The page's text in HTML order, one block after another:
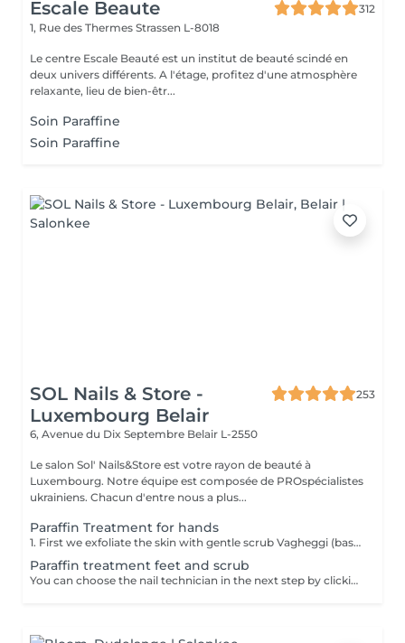
Escale Beaute
312
1, Rue des Thermes Strassen L-8018
Le centre Escale Beauté est un institut de beauté scindé en
deux univers différents. A l'étage, profitez d'une atmosphère
relaxante, lieu de bien-êtr...
Soin Paraffine
Soin Paraffine
SOL Nails & Store -
Luxembourg Belair
253
6, Avenue du Dix Septembre Belair L-2550
Le salon Sol' Nails&Store est votre rayon de beauté à
Luxembourg. Notre équipe est composée de PROspécialistes
ukrainiens. Chacun d'entre nous a plus...
Paraffin Treatment for hands
1. First we exfoliate the skin with gentle scrub Vagheggi (based on brown sugar and ground coffee that have an exfoliating effect; also it includes detoxifying green clay) 2. After, we apply hydrating cream Vagheggi (that includes coconut oil and cocoa butter, vitamin E and moisturising hyaluronic acid) - it's amazing for nourishing and hydrating. 3. The last step is the paraffin wax itself. You gently dip a few times your hand into the warm melted paraffin. It builds up a thick, warm "glove" of wax. 4. Once the wax layers are set, the hand is wrapped in a protective plastic liner and then placed into a soft glove. This insulates the heat and allows the moisture to be absorbed. For 15-20 min you have time to rest and relax. 5. The final step is to remove everything and your hands are ready, fully nourished. Depending on your skin and desire, you can repeat this treatment 2-4 time once a week or 2 weeks to get a cumulative effect. Advantages: Deeply nourishes dry skin, restores elasticity, and provides a "velvet skin" effect. Ideal after winter.
Paraffin treatment feet and scrub
You can choose the nail technician in the next step by clicking "Select employee". 1. First we exfoliate the skin with gentle scrub Vagheggi (based on brown sugar and ground coffee that have an exfoliating effect; also it includes detoxifying green clay) 2. After, we apply hydrating cream Vagheggi (that includes coconut oil and cocoa butter, vitamin E and moisturising hyaluronic acid) - it's amazing for nourishing and hydrating. 3. The last step is the paraffin wax itself. You gently dip a few times your foot into the warm melted paraffin. It builds up a thick, warm "glove" of wax. 4. Once the wax layers are set, the foot is wrapped in a protective plastic liner and then placed into a soft glove. This insulates the heat and allows the moisture to be absorbed. For 15-20 min you have time to rest and relax. 5. The final step is to remove everything and your feet are ready, fully nourished. Depending on your skin and desire, you can repeat this treatment 2-4 time once a week or 2 weeks to get a cumulative effect. Advantages: Deeply nourishes dry skin, restores elasticity, and provides a "velvet skin" effect. Ideal after winter.